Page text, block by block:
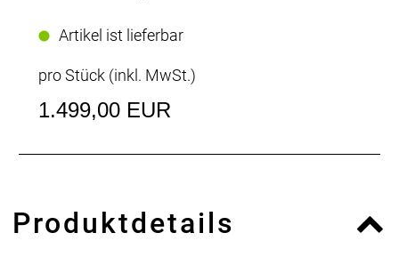
Artikel ist lieferbar
pro Stück (inkl. MwSt.)
1.499,00 EUR
Produktdetails